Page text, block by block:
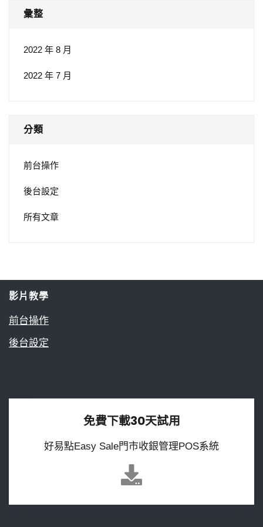
彙整
2022 年 8 月
2022 年 7 月
分類
前台操作
後台設定
所有文章
影片教學
前台操作
後台設定
免費下載30天試用
好易點Easy Sale門市收銀管理POS系統